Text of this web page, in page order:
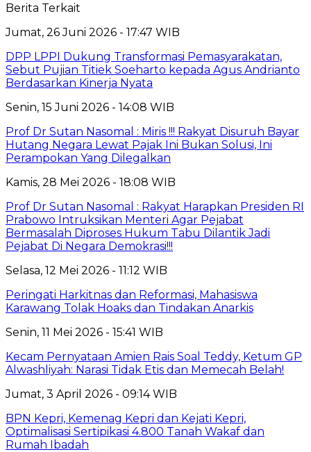
Berita Terkait
Jumat, 26 Juni 2026 - 17:47 WIB
DPP LPPI Dukung Transformasi Pemasyarakatan,
Sebut Pujian Titiek Soeharto kepada Agus Andrianto
Berdasarkan Kinerja Nyata
Senin, 15 Juni 2026 - 14:08 WIB
Prof Dr Sutan Nasomal : Miris !!! Rakyat Disuruh Bayar
Hutang Negara Lewat Pajak Ini Bukan Solusi, Ini
Perampokan Yang Dilegalkan
Kamis, 28 Mei 2026 - 18:08 WIB
Prof Dr Sutan Nasomal : Rakyat Harapkan Presiden RI
Prabowo Intruksikan Menteri Agar Pejabat
Bermasalah Diproses Hukum Tabu Dilantik Jadi
Pejabat Di Negara Demokrasi!!!
Selasa, 12 Mei 2026 - 11:12 WIB
Peringati Harkitnas dan Reformasi, Mahasiswa
Karawang Tolak Hoaks dan Tindakan Anarkis
Senin, 11 Mei 2026 - 15:41 WIB
Kecam Pernyataan Amien Rais Soal Teddy, Ketum GP
Alwashliyah: Narasi Tidak Etis dan Memecah Belah!
Jumat, 3 April 2026 - 09:14 WIB
BPN Kepri, Kemenag Kepri dan Kejati Kepri,
Optimalisasi Sertipikasi 4.800 Tanah Wakaf dan
Rumah Ibadah